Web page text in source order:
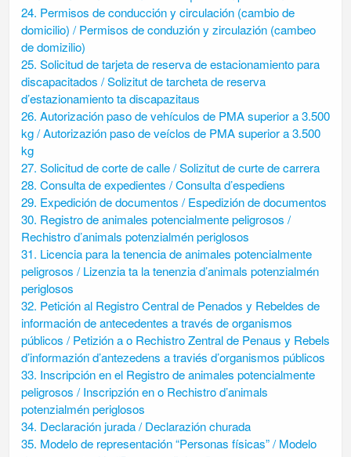
24. Permisos de conducción y circulación (cambio de
domicilio) / Permisos de conduzión y zirculazión (cambeo
de domizilio)
25. Solicitud de tarjeta de reserva de estacionamiento para
discapacitados / Solizitut de tarcheta de reserva
d’estazionamiento ta discapazitaus
26. Autorización paso de vehículos de PMA superior a 3.500
kg / Autorizazión paso de veíclos de PMA superior a 3.500
kg
27. Solicitud de corte de calle / Solizitut de curte de carrera
28. Consulta de expedientes / Consulta d’espediens
29. Expedición de documentos / Espedizión de documentos
30. Registro de animales potencialmente peligrosos /
Rechistro d’animals potenzialmén periglosos
31. Licencia para la tenencia de animales potencialmente
peligrosos / Lizenzia ta la tenenzia d’animals potenzialmén
periglosos
32. Petición al Registro Central de Penados y Rebeldes de
información de antecedentes a través de organismos
públicos / Petizión a o Rechistro Zentral de Penaus y Rebels
d’informazión d’antezedens a traviés d’organismos públicos
33. Inscripción en el Registro de animales potencialmente
peligrosos / Inscripzión en o Rechistro d’animals
potenzialmén periglosos
34. Declaración jurada / Declarazión churada
35. Modelo de representación “Personas físicas” / Modelo